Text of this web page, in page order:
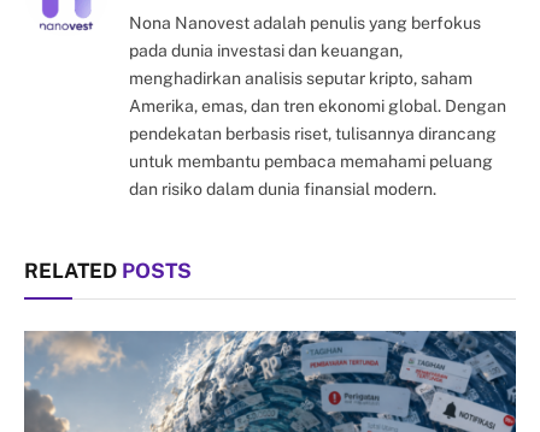
Nona Nanovest adalah penulis yang berfokus
pada dunia investasi dan keuangan,
menghadirkan analisis seputar kripto, saham
Amerika, emas, dan tren ekonomi global. Dengan
pendekatan berbasis riset, tulisannya dirancang
untuk membantu pembaca memahami peluang
dan risiko dalam dunia finansial modern.
RELATED POSTS